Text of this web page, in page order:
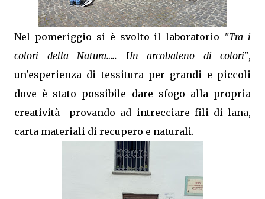
Nel pomeriggio si è svolto il laboratorio "Tra i
colori della Natura….. Un arcobaleno di colori",
un'esperienza di tessitura per grandi e piccoli
dove è stato possibile dare sfogo alla propria
creatività provando ad intrecciare fili di lana,
carta materiali di recupero e naturali.